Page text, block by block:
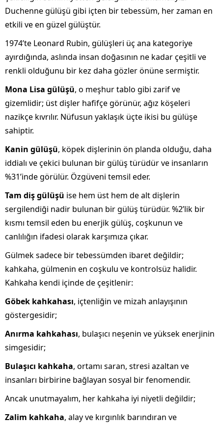
Duchenne gülüşü gibi içten bir tebessüm, her zaman en
etkili ve en güzel gülüştür.
1974’te Leonard Rubin, gülüşleri üç ana kategoriye
ayırdığında, aslında insan doğasının ne kadar çeşitli ve
renkli olduğunu bir kez daha gözler önüne sermiştir.
Mona Lisa gülüşü, o meşhur tablo gibi zarif ve
gizemlidir; üst dişler hafifçe görünür, ağız köşeleri
nazikçe kıvrılır. Nüfusun yaklaşık üçte ikisi bu gülüşe
sahiptir.
Kanin gülüşü, köpek dişlerinin ön planda olduğu, daha
iddialı ve çekici bulunan bir gülüş türüdür ve insanların
%31’inde görülür. Özgüveni temsil eder.
Tam diş gülüşü ise hem üst hem de alt dişlerin
sergilendiği nadir bulunan bir gülüş türüdür. %2’lik bir
kısmı temsil eden bu enerjik gülüş, coşkunun ve
canlılığın ifadesi olarak karşımıza çıkar.
Gülmek sadece bir tebessümden ibaret değildir;
kahkaha, gülmenin en coşkulu ve kontrolsüz halidir.
Kahkaha kendi içinde de çeşitlenir:
Göbek kahkahası, içtenliğin ve mizah anlayışının
göstergesidir;
Anırma kahkahası, bulaşıcı neşenin ve yüksek enerjinin
simgesidir;
Bulaşıcı kahkaha, ortamı saran, stresi azaltan ve
insanları birbirine bağlayan sosyal bir fenomendir.
Ancak unutmayalım, her kahkaha iyi niyetli değildir;
Zalim kahkaha, alay ve kırgınlık barındıran ve